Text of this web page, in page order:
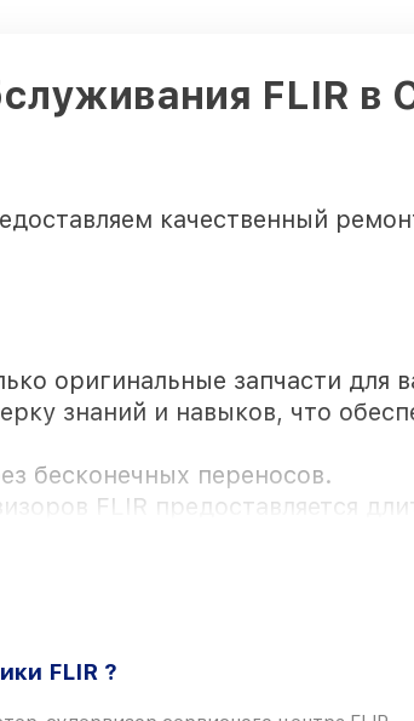
FLIR в
качественный
оригинальные запчасти для
знаний и навыков, что
бесконечных переносов.
FLIR предоставляется
FLIR ?